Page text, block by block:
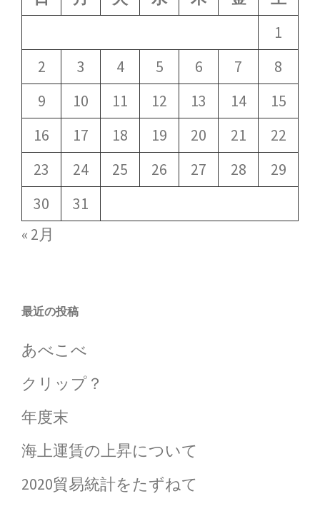
1
2
3 4 5 6 7
8
9
10 11 12 13 14
15
16
17 18 19 20 21
22
23
24 25 26 27 28
29
30
31
« 2月
最近の投稿
あべこべ
クリップ？
年度末
海上運賃の上昇について
2020貿易統計をたずねて